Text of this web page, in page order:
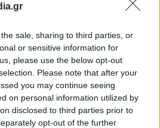
sale, sharing to third parties, or
or sensitive information for
please use the below opt-out
Please note that after your
you may continue seeing
on personal information utilized by
disclosed to third parties prior to
opt-out of the further
13:40
3-1: Eπέστρεψε
Τσερίσεφ και
της κορυφής!